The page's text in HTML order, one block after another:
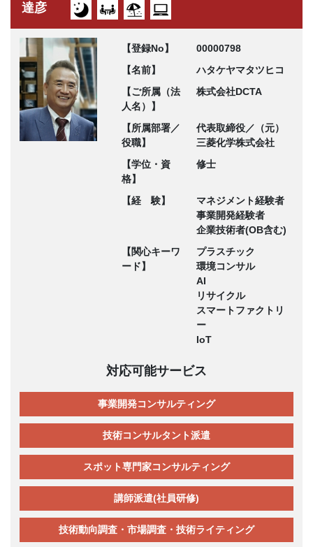
達彦
【登録No】
00000798
【名前】
ハタケヤマタツヒコ
【ご所属（法
人名）】
株式会社DCTA
【所属部署／
役職】
代表取締役／（元）
三菱化学株式会社
【学位・資
格】
修士
【経 験】
マネジメント経験者
事業開発経験者
企業技術者(OB含む)
【関心キーワ
ード】
プラスチック
環境コンサル
AI
リサイクル
スマートファクトリ
ー
IoT
対応可能サービス
事業開発コンサルティング
技術コンサルタント派遣
スポット専門家コンサルティング
講師派遣(社員研修)
技術動向調査・市場調査・技術ライティング